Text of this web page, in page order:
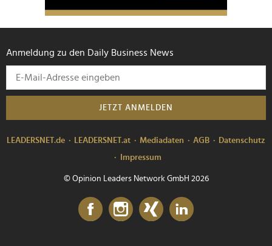
Anmeldung zu den Daily Business News
JETZT ANMELDEN
LEADERSNET.de LEADERSNET.at Mediadaten AGB
Datenschutz
Impressum
© Opinion Leaders Network GmbH 2026